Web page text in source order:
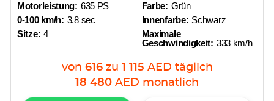
Motorleistung: 635 PS
0-100 km/h: 3.8 sec
Sitze: 4
Farbe: Grün
Innenfarbe: Schwarz
Maximale
Geschwindigkeit: 333 km/h
von 616 zu 1 115 AED täglich
18 480 AED monatlich